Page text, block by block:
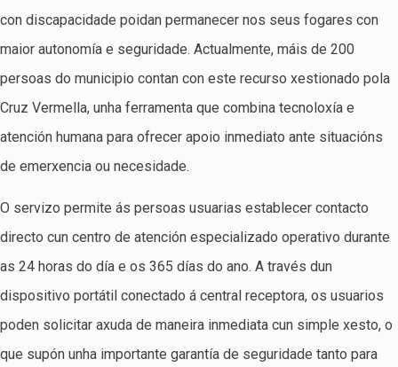
con discapacidade poidan permanecer nos seus fogares con
maior autonomía e seguridade. Actualmente, máis de 200
persoas do municipio contan con este recurso xestionado pola
Cruz Vermella, unha ferramenta que combina tecnoloxía e
atención humana para ofrecer apoio inmediato ante situacións
de emerxencia ou necesidade.
O servizo permite ás persoas usuarias establecer contacto
directo cun centro de atención especializado operativo durante
as 24 horas do día e os 365 días do ano. A través dun
dispositivo portátil conectado á central receptora, os usuarios
poden solicitar axuda de maneira inmediata cun simple xesto, o
que supón unha importante garantía de seguridade tanto para